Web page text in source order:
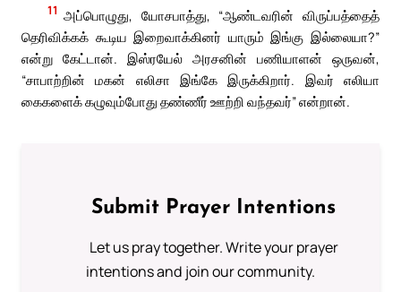
11 அப்பொழுது, யோசபாத்து, “ஆண்டவரின் விருப்பத்தைத்
தெரிவிக்கக் கூடிய இறைவாக்கினர் யாரும் இங்கு இல்லையா?”
என்று கேட்டான். இஸ்ரயேல் அரசனின் பணியாளன் ஒருவன்,
“சாபாற்றின் மகன் எலிசா இங்கே இருக்கிறார். இவர் எலியா
கைகளைக் கழுவும்போது தண்ணீர் ஊற்றி வந்தவர்” என்றான்.
Submit Prayer Intentions
Let us pray together. Write your prayer
intentions and join our community.